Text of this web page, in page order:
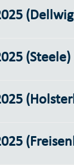
(Steele)